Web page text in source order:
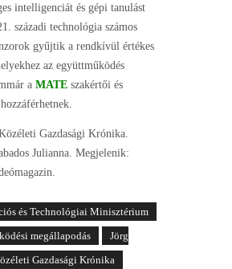
intelligenciát és gépi tanulást
századi technológia számos
gyűjtik a rendkívül értékes
az együttműködés
a MATE szakértői és
Gazdasági Krónika.
Julianna. Megjelenik:
és Technológiai Minisztérium
megállapodás
Jörg
Gazdasági Krónika